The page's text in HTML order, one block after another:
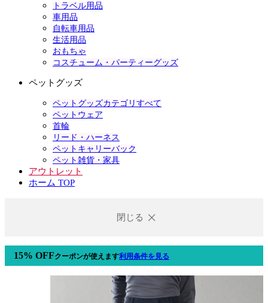
トラベル用品
車用品
自転車用品
生活用品
おもちゃ
コスチューム・パーティーグッズ
ペットグッズ
ペットグッズカテゴリすべて
ペットウェア
首輪
リード・ハーネス
ペットキャリーバック
ペット雑貨・家具
アウトレット
ホーム TOP
閉じる
15% OFFクーポンが使えます利用条件を見る